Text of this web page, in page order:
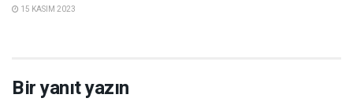
15 KASIM 2023
Bir yanıt yazın